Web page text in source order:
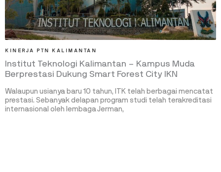
KINERJA PTN KALIMANTAN
Institut Teknologi Kalimantan – Kampus Muda
Berprestasi Dukung Smart Forest City IKN
Walaupun usianya baru 10 tahun, ITK telah berbagai mencatat
prestasi. Sebanyak delapan program studi telah terakreditasi
internasional oleh lembaga Jerman,